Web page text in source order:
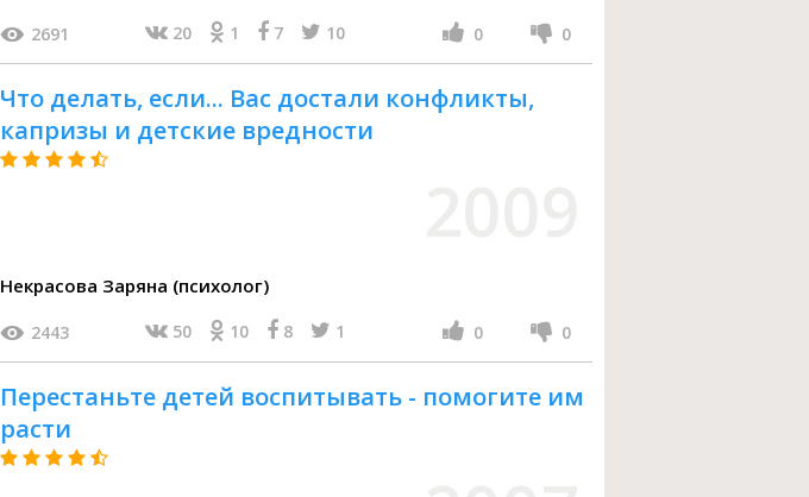
2691 20 1 7 10 0 0
Что делать, если... Вас достали конфликты,
капризы и детские вредности
Некрасова Заряна (психолог)
2443 50 10 8 1 0 0
Перестаньте детей воспитывать - помогите им
расти